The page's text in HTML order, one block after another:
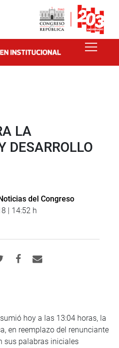
LA
DESARROLLO
del Congreso
| 14:52 h
hoy a las 13:04 horas, la
en reemplazo del renunciante
sus palabras iniciales